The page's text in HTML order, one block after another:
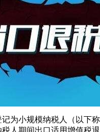
为小规模纳税人（以下
税人期间出口适用增值税